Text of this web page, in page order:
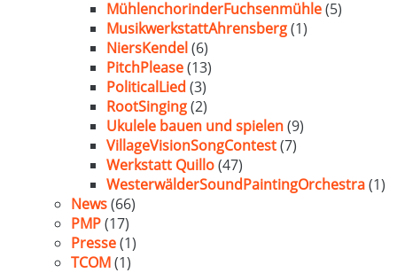
MühlenchorinderFuchsenmühle(5)
MusikwerkstattAhrensberg(1)
NiersKendel(6)
PitchPlease(13)
PoliticalLied (3)
RootSinging(2)
Ukulele bauen und spielen(9)
VillageVisionSongContest(7)
Werkstatt Quillo(47)
WesterwälderSoundPaintingOrchestra(1)
News(66)
PMP(17)
Presse(1)
TCOM(1)